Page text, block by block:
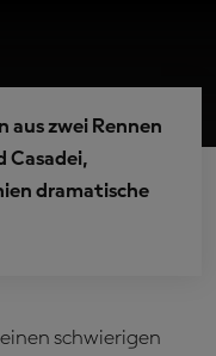
aus zwei Rennen
Casadei,
dramatische
einen schwierigen